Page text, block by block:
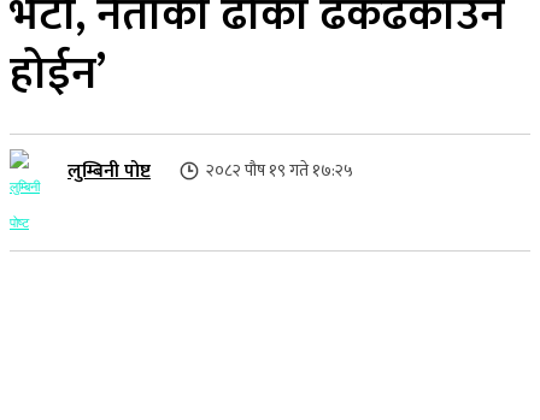
होईन’
लुम्बिनी पोष्ट २०८२ पौष १९ गते १७:२५